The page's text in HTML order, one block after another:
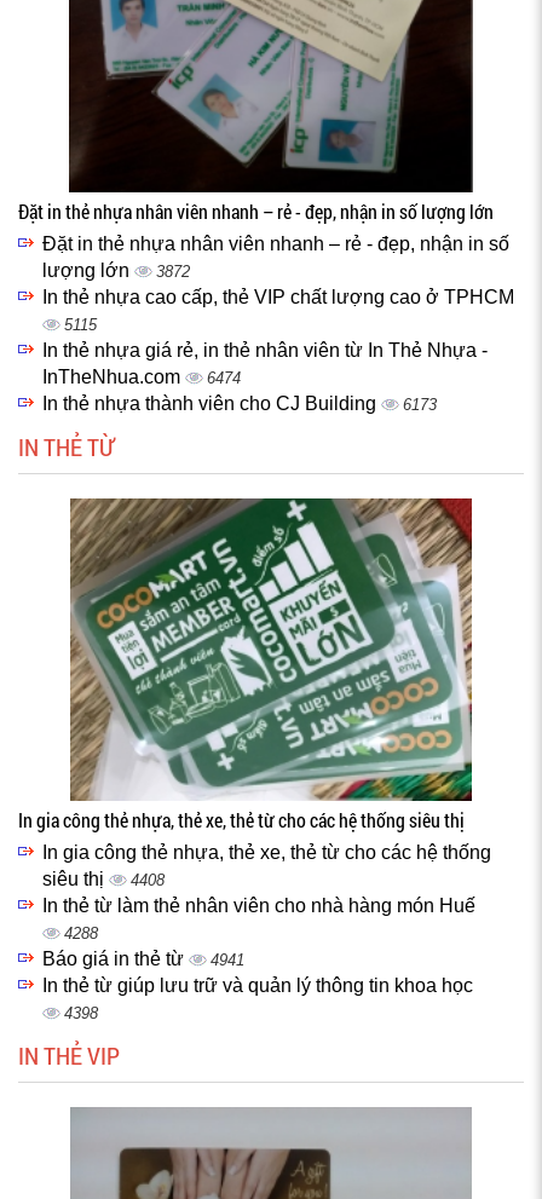
Đặt in thẻ nhựa nhân viên nhanh – rẻ - đẹp, nhận in số lượng lớn
Đặt in thẻ nhựa nhân viên nhanh – rẻ - đẹp, nhận in số
lượng lớn
3872
In thẻ nhựa cao cấp, thẻ VIP chất lượng cao ở TPHCM
5115
In thẻ nhựa giá rẻ, in thẻ nhân viên từ In Thẻ Nhựa -
InTheNhua.com
6474
In thẻ nhựa thành viên cho CJ Building 6173
IN THẺ TỪ
In gia công thẻ nhựa, thẻ xe, thẻ từ cho các hệ thống siêu thị
In gia công thẻ nhựa, thẻ xe, thẻ từ cho các hệ thống
siêu thị
4408
In thẻ từ làm thẻ nhân viên cho nhà hàng món Huế
4288
Báo giá in thẻ từ 4941
In thẻ từ giúp lưu trữ và quản lý thông tin khoa học
4398
IN THẺ VIP